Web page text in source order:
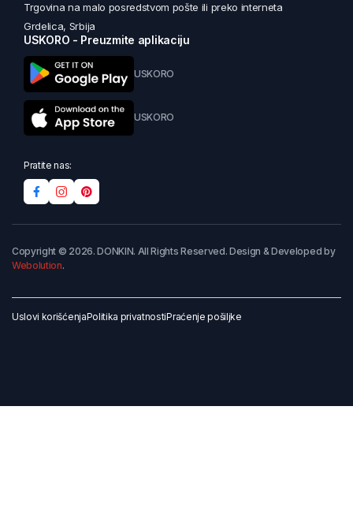
Trgovina na malo posredstvom pošte ili preko interneta
Grdelica, Srbija
USKORO - Preuzmite aplikaciju
USKORO
USKORO
Pratite nas:
Copyright © 2026. DONKIN. All Rights Reserved. Design & Developed by
Webolution.
Uslovi korišćenjaPolitika privatnostiPraćenje pošiljke